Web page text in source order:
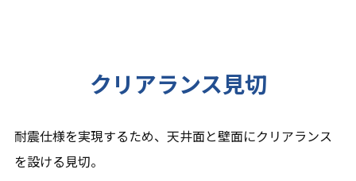
クリアランス見切
耐震仕様を実現するため、天井面と壁面にクリアランス
を設ける見切。